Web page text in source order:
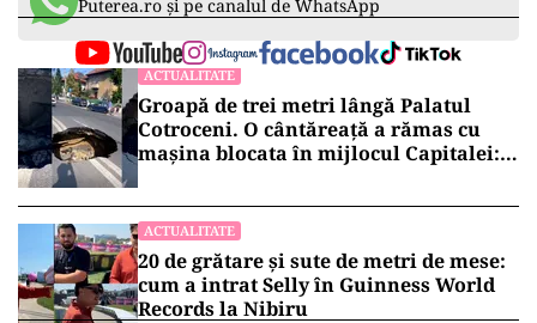
Puterea.ro și pe canalul de WhatsApp
ACTUALITATE
Groapă de trei metri lângă Palatul
Cotroceni. O cântăreață a rămas cu
mașina blocata în mijlocul Capitalei:
ACTUALITATE
20 de grătare și sute de metri de mese:
cum a intrat Selly în Guinness World
Records la Nibiru